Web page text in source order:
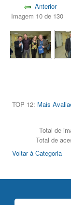
Anterior
Imagem 10 de 130
TOP 12: Mais
Total de
Total de
Voltar à Categoria